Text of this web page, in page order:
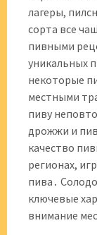
лагеры,
сорта все
пивными
уникальных
некоторые
местными
пиву
дрожжи и
качество
регионах,
пива․
ключевые
внимание